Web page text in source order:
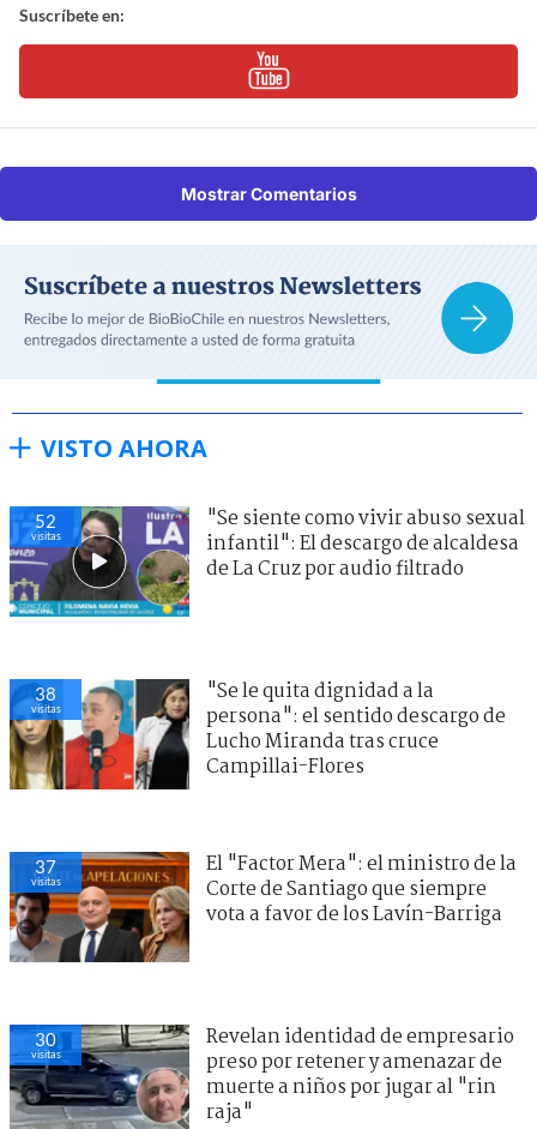
Suscríbete en:
Mostrar Comentarios
VISTO AHORA
52
visitas
"Se siente como vivir abuso sexual
infantil": El descargo de alcaldesa
de La Cruz por audio filtrado
38
visitas
"Se le quita dignidad a la
persona": el sentido descargo de
Lucho Miranda tras cruce
Campillai-Flores
37
visitas
El "Factor Mera": el ministro de la
Corte de Santiago que siempre
vota a favor de los Lavín-Barriga
30
visitas
Revelan identidad de empresario
preso por retener y amenazar de
muerte a niños por jugar al "rin
raja"